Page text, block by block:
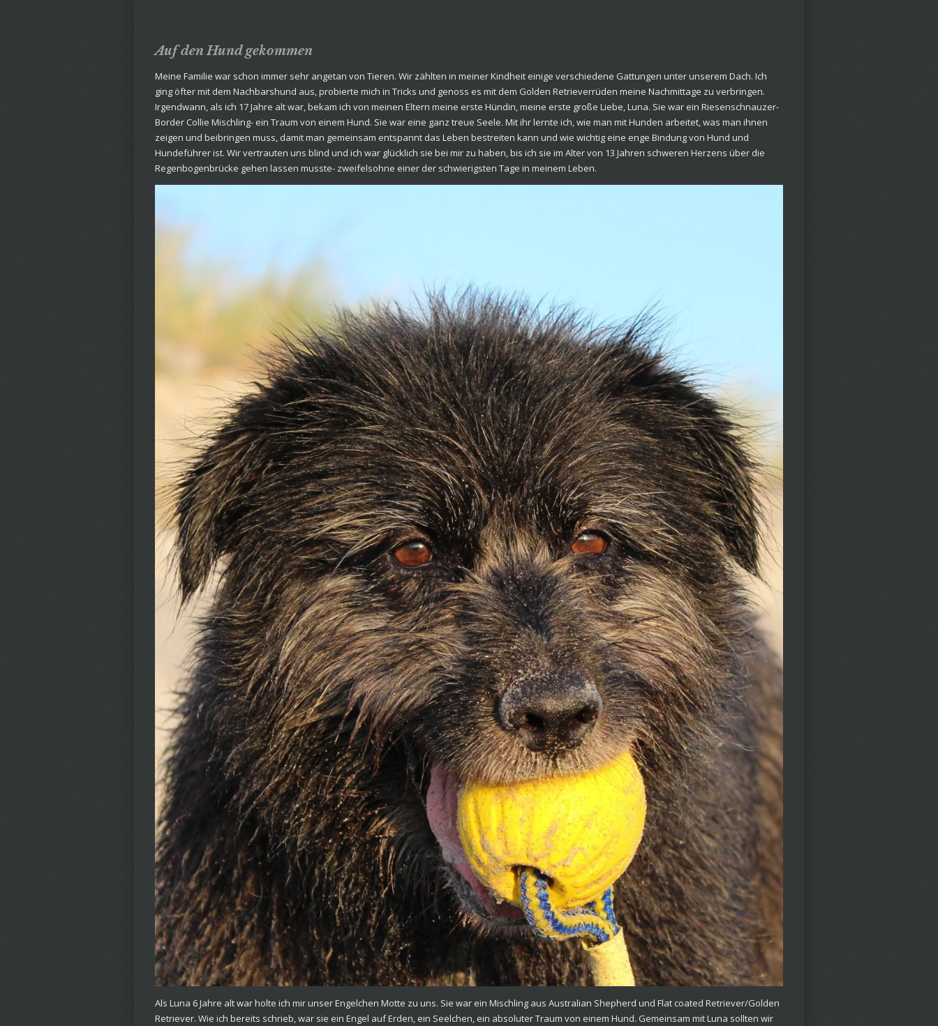
Auf den Hund gekommen
Meine Familie war schon immer sehr angetan von Tieren. Wir zählten in meiner Kindheit einige verschiedene Gattungen unter unserem Dach. Ich
ging öfter mit dem Nachbarshund aus, probierte mich in Tricks und genoss es mit dem Golden Retrieverrüden meine Nachmittage zu verbringen.
Irgendwann, als ich 17 Jahre alt war, bekam ich von meinen Eltern meine erste Hündin, meine erste große Liebe, Luna. Sie war ein Riesenschnauzer-
Border Collie Mischling- ein Traum von einem Hund. Sie war eine ganz treue Seele. Mit ihr lernte ich, wie man mit Hunden arbeitet, was man ihnen
zeigen und beibringen muss, damit man gemeinsam entspannt das Leben bestreiten kann und wie wichtig eine enge Bindung von Hund und
Hundeführer ist. Wir vertrauten uns blind und ich war glücklich sie bei mir zu haben, bis ich sie im Alter von 13 Jahren schweren Herzens über die
Regenbogenbrücke gehen lassen musste- zweifelsohne einer der schwierigsten Tage in meinem Leben.
Als Luna 6 Jahre alt war holte ich mir unser Engelchen Motte zu uns. Sie war ein Mischling aus Australian Shepherd und Flat coated Retriever/Golden
Retriever. Wie ich bereits schrieb, war sie ein Engel auf Erden, ein Seelchen, ein absoluter Traum von einem Hund. Gemeinsam mit Luna sollten wir